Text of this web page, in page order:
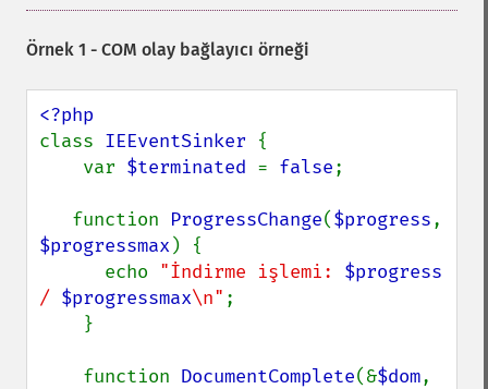
Örnek 1 - COM olay bağlayıcı örneği
class IEEventSinker {
    var
$terminated = false;
   function
ProgressChange($progress
$progressmax ) {
      echo
"İndirme işlemi: $progress
/ $progressmax\n" ;
    function
DocumentComplete(&$dom